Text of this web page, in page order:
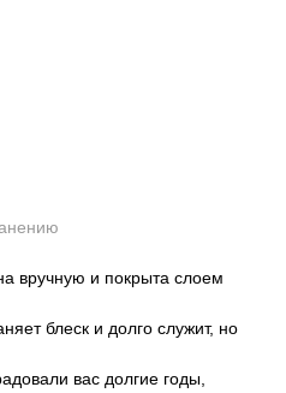
вручную и покрыта слоем
блеск и долго служит, но
вас долгие годы,